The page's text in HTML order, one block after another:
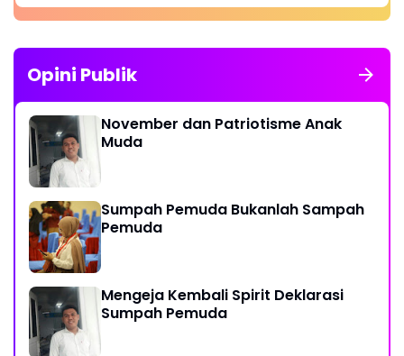
Opini Publik
November dan Patriotisme Anak
Muda
Sumpah Pemuda Bukanlah Sampah
Pemuda
Mengeja Kembali Spirit Deklarasi
Sumpah Pemuda